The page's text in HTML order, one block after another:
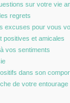
sur votre vie
regrets
excuses pour vous
positives et amicales
vos sentiments
dans son
de votre entourage